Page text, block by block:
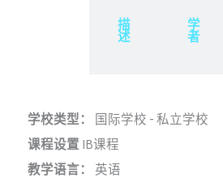
描
述
学
者
学校类型： 国际学校 - 私立学校
课程设置 IB课程
教学语言： 英语